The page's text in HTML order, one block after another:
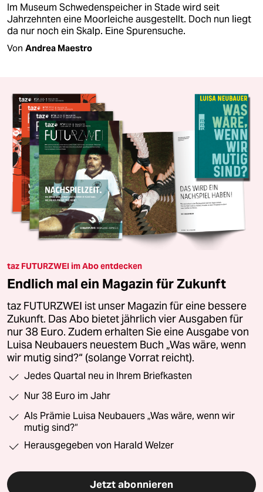
Im Museum Schwedenspeicher in Stade wird seit
Jahrzehnten eine Moorleiche ausgestellt. Doch nun liegt
da nur noch ein Skalp. Eine Spurensuche.
Von Andrea Maestro
taz FUTURZWEI im Abo entdecken
Endlich mal ein Magazin für Zukunft
taz FUTURZWEI ist unser Magazin für eine bessere
Zukunft. Das Abo bietet jährlich vier Ausgaben für
nur 38 Euro. Zudem erhalten Sie eine Ausgabe von
Luisa Neubauers neuestem Buch „Was wäre, wenn
wir mutig sind?“ (solange Vorrat reicht).
Jedes Quartal neu in Ihrem Briefkasten
Nur 38 Euro im Jahr
Als Prämie Luisa Neubauers „Was wäre, wenn wir
mutig sind?“
Herausgegeben von Harald Welzer
Jetzt abonnieren